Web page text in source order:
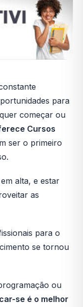
para
começar ou
Cursos
ser o primeiro
alta, e estar
as
para o
se tornou
ou
se é o melhor